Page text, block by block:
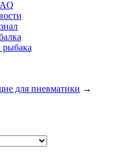
рыбака
для пневматики →